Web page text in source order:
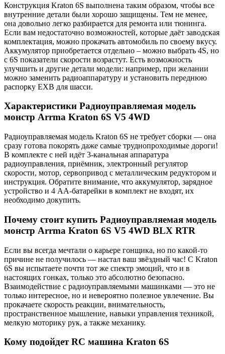
Конструкция Kraton 6S выполнена таким образом, чтобы все
внутренние детали были хорошо защищены. Тем не менее,
она довольно легко разбирается для ремонта или тюнинга.
Если вам недостаточно возможностей, которые даёт заводская
комплектация, можно прокачать автомобиль по своему вкусу.
Аккумулятор приобретается отдельно – можно выбрать 4S, но
с 6S показатели скорости возрастут. Есть возможность
улучшить и другие детали модели: например, при желании
можно заменить радиоаппаратуру и установить переднюю
распорку EXB для шасси.
Характеристики Радиоуправляемая модель
монстр Arrma Kraton 6S V5 4WD
Радиоуправляемая модель Kraton 6S не требует сборки — она
сразу готова покорять даже самые труднопроходимые дороги!
В комплекте с ней идёт 3-канальная аппаратура
радиоуправления, приёмник, электронный регулятор
скорости, мотор, сервопривод с металлическим редуктором и
инструкция. Обратите внимание, что аккумулятор, зарядное
устройство и 4 АА-батарейки в комплект не входят, их
необходимо докупить.
Почему стоит купить Радиоуправляемая модель
монстр Arrma Kraton 6S V5 4WD BLX RTR
Если вы всегда мечтали о карьере гонщика, но по какой-то
причине не получилось — настал ваш звёздный час! С Kraton
6S вы испытаете почти тот же спектр эмоций, что и в
настоящих гонках, только это абсолютно безопасно.
Взаимодействие с радиоуправляемыми машинками — это не
только интересное, но и невероятно полезное увлечение. Вы
прокачаете скорость реакции, внимательность,
пространственное мышление, навыки управления техникой,
мелкую моторику рук, а также механику.
Кому подойдет RC машина Kraton 6S